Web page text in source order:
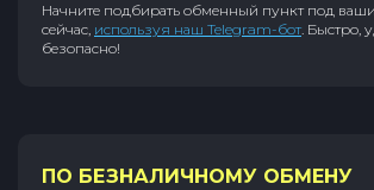
Начните подбирать обменный пункт под
сейчас, используя наш Telegram-бот. Быстро,
безопасно!
ПО БЕЗНАЛИЧНОМУ ОБМЕНУ